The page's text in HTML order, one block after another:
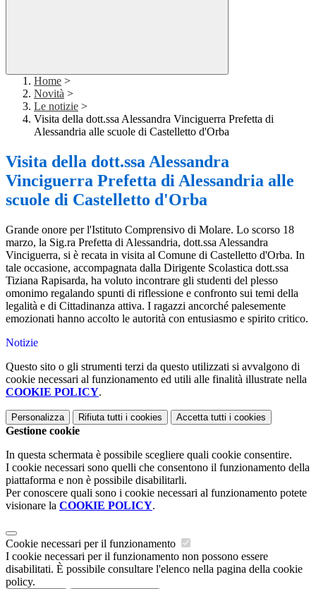
Home >
Novità >
Le notizie >
Visita della dott.ssa Alessandra Vinciguerra Prefetta di
Alessandria alle scuole di Castelletto d'Orba
Visita della dott.ssa Alessandra
Vinciguerra Prefetta di Alessandria alle
scuole di Castelletto d'Orba
Grande onore per l'Istituto Comprensivo di Molare. Lo scorso 18
marzo, la Sig.ra Prefetta di Alessandria, dott.ssa Alessandra
Vinciguerra, si è recata in visita al Comune di Castelletto d'Orba. In
tale occasione, accompagnata dalla Dirigente Scolastica dott.ssa
Tiziana Rapisarda, ha voluto incontrare gli studenti del plesso
omonimo regalando spunti di riflessione e confronto sui temi della
legalità e di Cittadinanza attiva. I ragazzi ancorché palesemente
emozionati hanno accolto le autorità con entusiasmo e spirito critico.
Notizie
Questo sito o gli strumenti terzi da questo utilizzati si avvalgono di
cookie necessari al funzionamento ed utili alle finalità illustrate nella
COOKIE POLICY.
Personalizza Rifiuta tutti i cookies Accetta tutti i cookies
Gestione cookie
In questa schermata è possibile scegliere quali cookie consentire.
I cookie necessari sono quelli che consentono il funzionamento della
piattaforma e non è possibile disabilitarli.
Per conoscere quali sono i cookie necessari al funzionamento potete
visionare la COOKIE POLICY.
Cookie necessari per il funzionamento
I cookie necessari per il funzionamento non possono essere
disabilitati. È possibile consultare l'elenco nella pagina della cookie
policy.